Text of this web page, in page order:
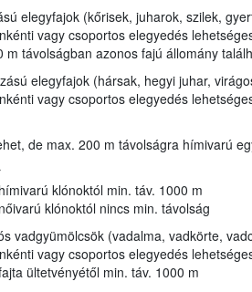
elegyfajok (kőrisek, juharok, szilek,
vagy csoportos elegyedés
m távolságban azonos fajú állomány
elegyfajok (hársak, hegyi juhar,
vagy csoportos elegyedés
de max. 200 m távolságra hímivarú
klónoktól min. táv. 1000 m
klónoktól nincs min. távolság
vadgyümölcsök (vadalma, vadkörte,
vagy csoportos elegyedés
ültetvényétől min. táv. 1000 m